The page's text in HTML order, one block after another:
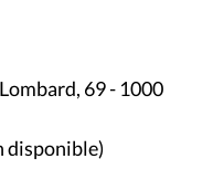
69 - 1000
disponible)